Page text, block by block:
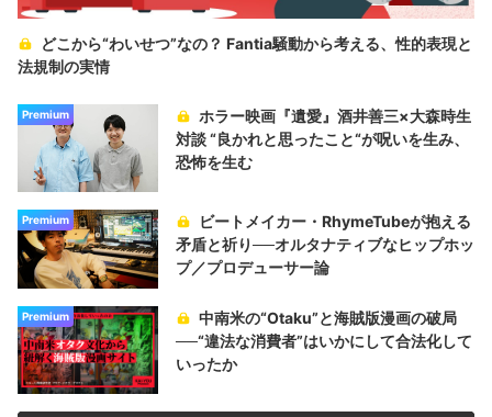
どこから“わいせつ”なの？ Fantia騒動から考える、性的表現と
法規制の実情
Premium
ホラー映画『遺愛』酒井善三×大森時生
対談 “良かれと思ったこと“が呪いを生み、
恐怖を生む
Premium
ビートメイカー・RhymeTubeが抱える
矛盾と祈り──オルタナティブなヒップホッ
プ／プロデューサー論
Premium
中南米の“Otaku”と海賊版漫画の破局
──“違法な消費者”はいかにして合法化して
いったか